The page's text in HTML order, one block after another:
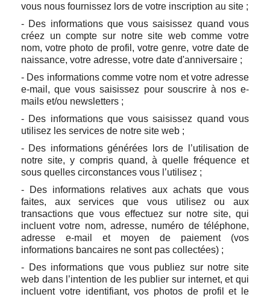
vous nous fournissez lors de votre inscription au site ;
- Des informations que vous saisissez quand vous
créez un compte sur notre site web comme votre
nom, votre photo de profil, votre genre, votre date de
naissance, votre adresse, votre date d'anniversaire ;
- Des informations comme votre nom et votre adresse
e-mail, que vous saisissez pour souscrire à nos e-
mails et/ou newsletters ;
- Des informations que vous saisissez quand vous
utilisez les services de notre site web ;
- Des informations générées lors de l’utilisation de
notre site, y compris quand, à quelle fréquence et
sous quelles circonstances vous l’utilisez ;
- Des informations relatives aux achats que vous
faites, aux services que vous utilisez ou aux
transactions que vous effectuez sur notre site, qui
incluent votre nom, adresse, numéro de téléphone,
adresse e-mail et moyen de paiement (vos
informations bancaires ne sont pas collectées) ;
- Des informations que vous publiez sur notre site
web dans l’intention de les publier sur internet, et qui
incluent votre identifiant, vos photos de profil et le